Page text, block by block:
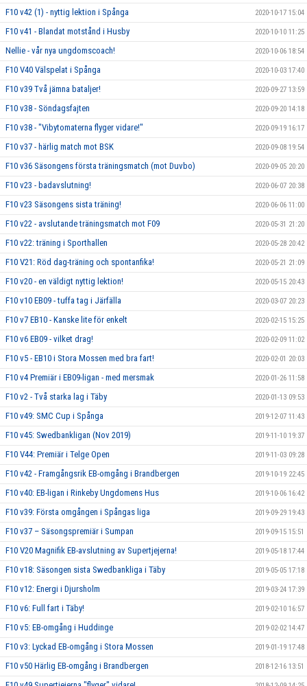
F10 v42 (1) - nyttig lektion i Spånga 2020-10-17 15:04
F10 v41 - Blandat motstånd i Husby 2020-10-10 11:25
Nellie - vår nya ungdomscoach! 2020-10-06 18:54
F10 V40 Välspelat i Spånga 2020-10-03 17:40
F10 v39 Två jämna bataljer! 2020-09-27 13:59
F10 v38 - Söndagsfajten 2020-09-20 14:18
F10 v38 - "Vibytomaterna flyger vidare!" 2020-09-19 16:17
F10 v37 - härlig match mot BSK 2020-09-08 19:54
F10 v36 Säsongens första träningsmatch (mot Duvbo) 2020-09-05 20:20
F10 v23 - badavslutning! 2020-06-07 20:38
F10 v23 Säsongens sista träning! 2020-06-06 11:00
F10 v22 - avslutande träningsmatch mot F09 2020-05-31 21:20
F10 v22: träning i Sporthallen 2020-05-28 20:42
F10 V21: Röd dag-träning och spontanfika! 2020-05-21 21:09
F10 v20 - en väldigt nyttig lektion! 2020-05-15 20:43
F10 v10 EB09 - tuffa tag i Järfälla 2020-03-07 20:23
F10 v7 EB10 - Kanske lite för enkelt 2020-02-15 15:25
F10 v6 EB09 - vilket drag! 2020-02-09 11:02
F10 v5 - EB10 i Stora Mossen med bra fart! 2020-02-01 20:03
F10 v4 Premiär i EB09-ligan - med mersmak 2020-01-26 11:58
F10 v2 - Två starka lag i Täby 2020-01-13 09:53
F10 v49: SMC Cup i Spånga 2019-12-07 11:43
F10 v45: Swedbankligan (Nov 2019) 2019-11-10 19:37
F10 V44: Premiär i Telge Open 2019-11-03 09:28
F10 v42 - Framgångsrik EB-omgång i Brandbergen 2019-10-19 22:45
F10 v40: EB-ligan i Rinkeby Ungdomens Hus 2019-10-06 16:42
F10 v39: Första omgången i Spångas liga 2019-09-29 19:43
F10 v37 – Säsongspremiär i Sumpan 2019-09-15 15:51
F10 V20 Magnifik EB-avslutning av Supertjejerna! 2019-05-18 17:44
F10 v18: Säsongen sista Swedbankliga i Täby 2019-05-05 17:18
F10 v12: Energi i Djursholm 2019-03-24 17:39
F10 v6: Full fart i Täby! 2019-02-10 16:57
F10 v5: EB-omgång i Huddinge 2019-02-02 14:47
F10 v3: Lyckad EB-omgång i Stora Mossen 2019-01-19 17:48
F10 v50 Härlig EB-omgång i Brandbergen 2018-12-16 13:51